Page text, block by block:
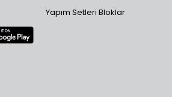
Yapım Setleri Bloklar